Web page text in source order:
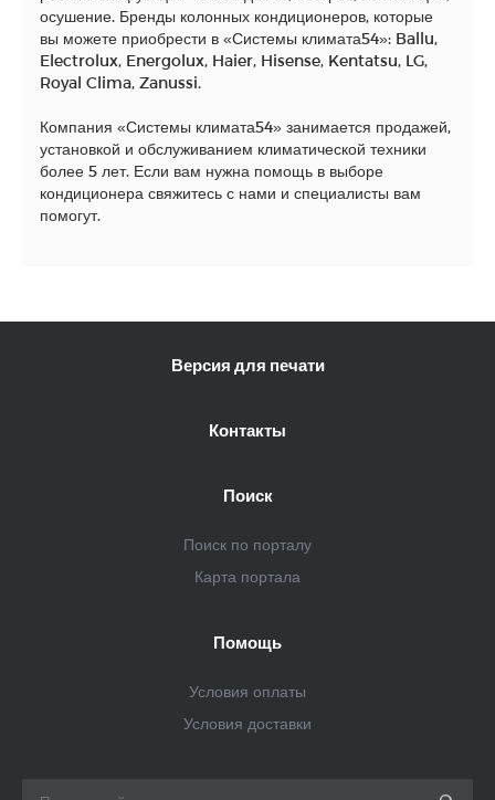
осушение. Бренды колонных кондиционеров, которые
вы можете приобрести в «Системы климата54»: Ballu,
Electrolux, Energolux, Haier, Hisense, Kentatsu, LG,
Royal Clima, Zanussi.
Компания «Системы климата54» занимается продажей,
установкой и обслуживанием климатической техники
более 5 лет. Если вам нужна помощь в выборе
кондиционера свяжитесь с нами и специалисты вам
помогут.
Версия для печати
Контакты
Поиск
Поиск по порталу
Карта портала
Помощь
Условия оплаты
Условия доставки